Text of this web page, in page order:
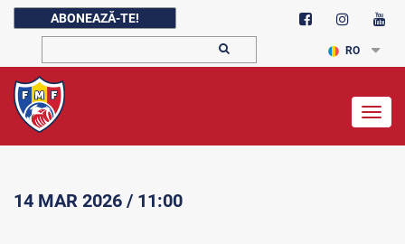
ABONEAZĂ-TE!
RO
14 MAR 2026 / 11:00